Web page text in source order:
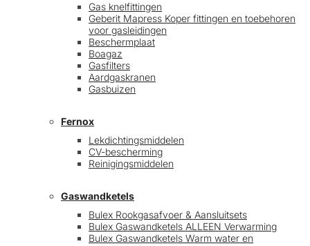
Gas knelfittingen
Geberit Mapress Koper fittingen en toebehoren
voor gasleidingen
Beschermplaat
Boagaz
Gasfilters
Aardgaskranen
Gasbuizen
Fernox
Lekdichtingsmiddelen
CV-bescherming
Reinigingsmiddelen
Gaswandketels
Bulex Rookgasafvoer & Aansluitsets
Bulex Gaswandketels ALLEEN Verwarming
Bulex Gaswandketels Warm water en